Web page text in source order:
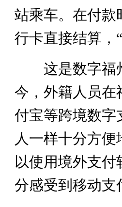
站乘车。在付款
行卡直接结算，
这是数字福
今，外籍人员在
付宝等跨境数字
人一样十分方
以使用境外支
分感受到移动支